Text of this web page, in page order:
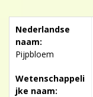
Nederlandse
naam:
Pijpbloem
Wetenschappeli
jke naam: